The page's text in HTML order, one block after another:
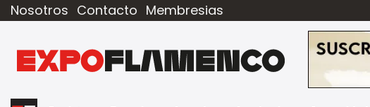
Nosotros Contacto Membresias